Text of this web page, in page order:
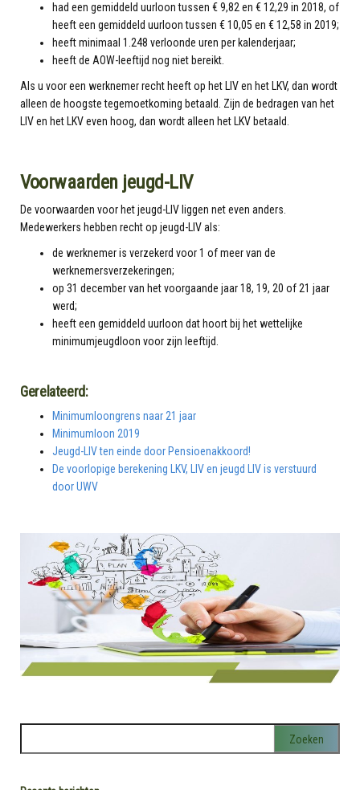
had een gemiddeld uurloon tussen € 9,82 en € 12,29 in 2018, of
heeft een gemiddeld uurloon tussen € 10,05 en € 12,58 in 2019;
heeft minimaal 1.248 verloonde uren per kalenderjaar;
heeft de AOW-leeftijd nog niet bereikt.
Als u voor een werknemer recht heeft op het LIV en het LKV, dan wordt
alleen de hoogste tegemoetkoming betaald. Zijn de bedragen van het
LIV en het LKV even hoog, dan wordt alleen het LKV betaald.
Voorwaarden jeugd-LIV
De voorwaarden voor het jeugd-LIV liggen net even anders.
Medewerkers hebben recht op jeugd-LIV als:
de werknemer is verzekerd voor 1 of meer van de
werknemersverzekeringen;
op 31 december van het voorgaande jaar 18, 19, 20 of 21 jaar
werd;
heeft een gemiddeld uurloon dat hoort bij het wettelijke
minimumjeugdloon voor zijn leeftijd.
Gerelateerd:
Minimumloongrens naar 21 jaar
Minimumloon 2019
Jeugd-LIV ten einde door Pensioenakkoord!
De voorlopige berekening LKV, LIV en jeugd LIV is verstuurd
door UWV